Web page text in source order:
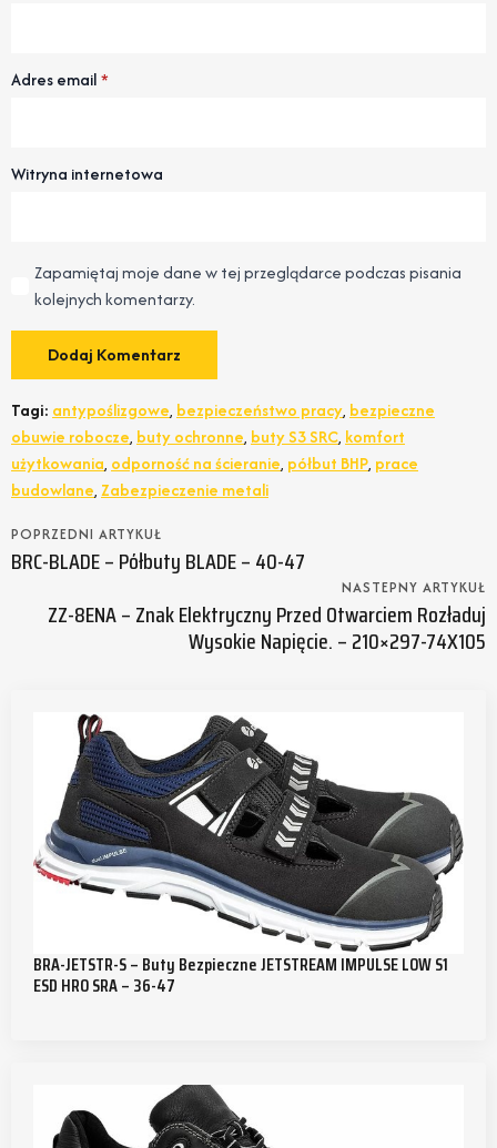
Adres email*
Witryna internetowa
Zapamiętaj moje dane w tej przeglądarce podczas pisania
kolejnych komentarzy.
Tagi: antypoślizgowe, bezpieczeństwo pracy, bezpieczne
obuwie robocze, buty ochronne, buty S3 SRC, komfort
użytkowania, odporność na ścieranie, półbut BHP, prace
budowlane,Zabezpieczenie metali
POPRZEDNI ARTYKUŁ
BRC-BLADE – Półbuty BLADE – 40-47
NASTEPNY ARTYKUŁ
ZZ-8ENA – Znak Elektryczny Przed Otwarciem Rozładuj
Wysokie Napięcie. – 210×297-74X105
BRA-JETSTR-S – Buty Bezpieczne JETSTREAM IMPULSE LOW S1
ESD HRO SRA – 36-47